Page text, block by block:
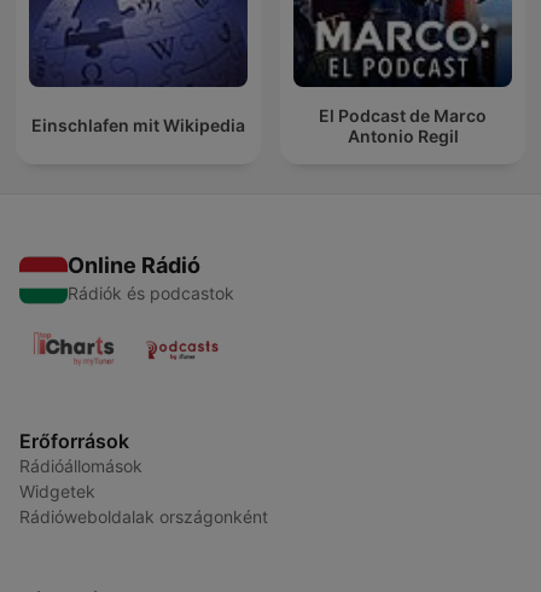
Einschlafen mit Wikipedia
El Podcast de Marco
Antonio Regil
Online Rádió
Rádiók és podcastok
Erőforrások
Rádióállomások
Widgetek
Rádióweboldalak országonként